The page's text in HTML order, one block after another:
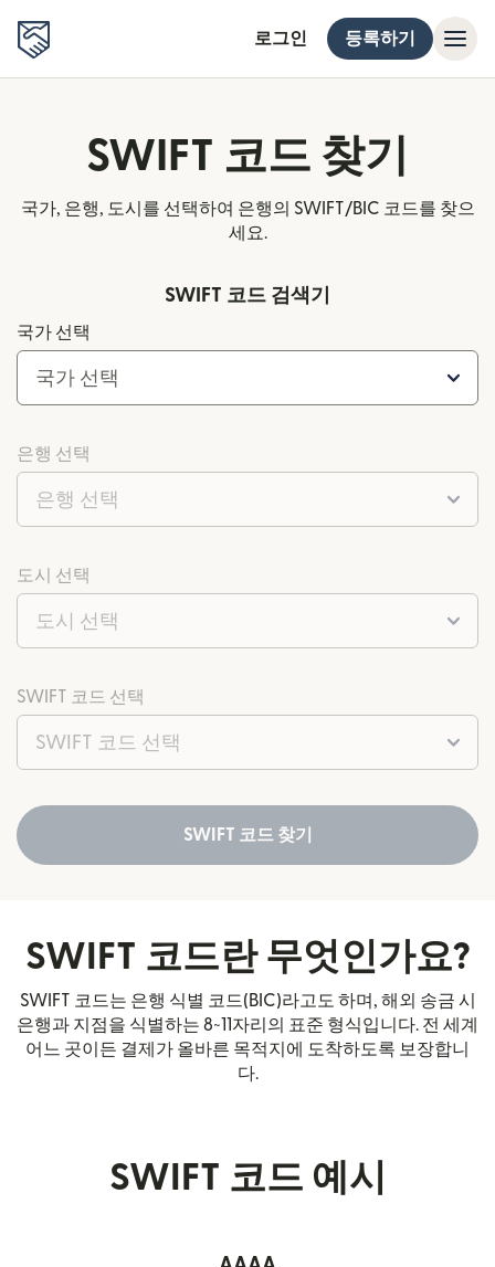
로그인 등록하기
SWIFT 코드 찾기
국가, 은행, 도시를 선택하여 은행의 SWIFT/BIC 코드를 찾으
세요.
SWIFT 코드 검색기
국가 선택
국가 선택
은행 선택
은행 선택
도시 선택
도시 선택
SWIFT 코드 선택
SWIFT 코드 선택
SWIFT 코드 찾기
SWIFT 코드란 무엇인가요?
SWIFT 코드는 은행 식별 코드(BIC)라고도 하며, 해외 송금 시
은행과 지점을 식별하는 8~11자리의 표준 형식입니다. 전 세계
어느 곳이든 결제가 올바른 목적지에 도착하도록 보장합니
다.
SWIFT 코드 예시